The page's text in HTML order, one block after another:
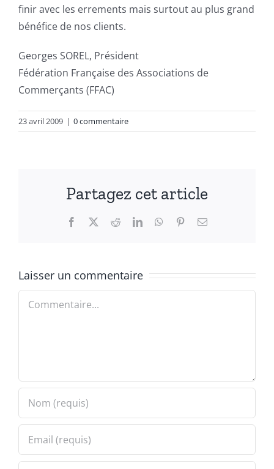
finir avec les errements mais surtout au plus grand
bénéfice de nos clients.
Georges SOREL, Président
Fédération Française des Associations de
Commerçants (FFAC)
23 avril 2009 | 0 commentaire
Partagez cet article
Facebook RedditLinkedInWhatsApp
PinterestEmail
Laisser un commentaire
Commentaire